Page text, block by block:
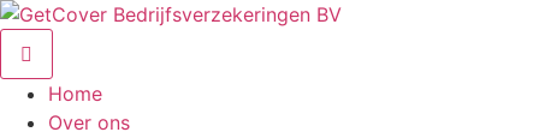
Ga
naar
de
inhoudHome
Over ons